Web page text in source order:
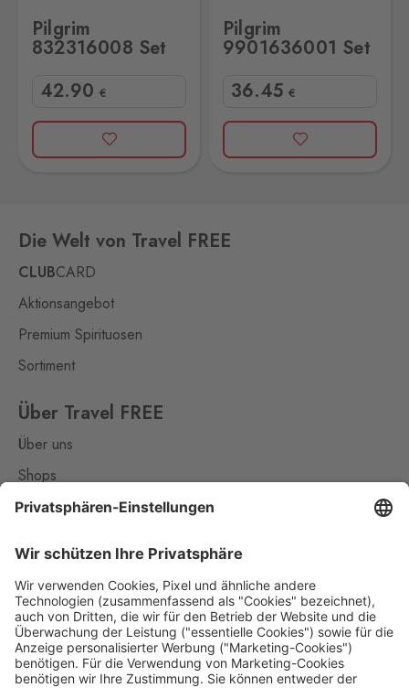
Pilgrim
832316008 Set
42.90 €
Pilgrim
9901636001 Set
36.45 €
Die Welt von Travel FREE
CLUBCARD
Aktionsangebot
Premium Spirituosen
Sortiment
Über Travel FREE
Über uns
Shops
Kontakt
Nützliches
Impressum
Datenschutz
Die Travel FREE App zum Download